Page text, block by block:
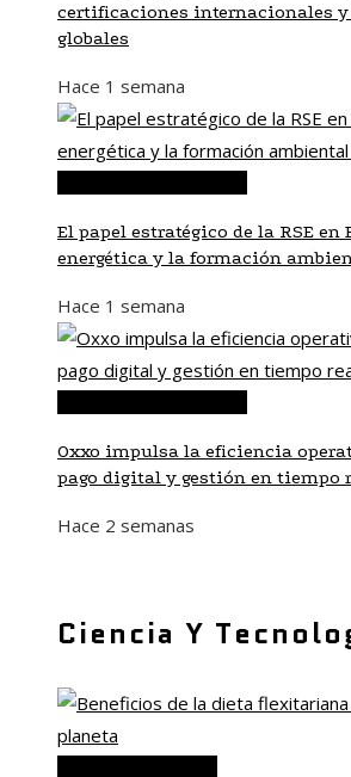
certificaciones internacionales y
globales
Hace 1 semana
El papel estratégico de la RSE
energética y la formación
Hace 1 semana
Oxxo impulsa la eficiencia
pago digital y gestión en tiempo
Hace 2 semanas
Ciencia Y